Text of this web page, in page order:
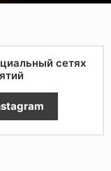
сетях